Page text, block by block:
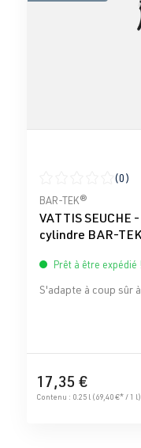
Note moyenne de
(0)
BAR-TEK®
VATTIS
cylindre BAR-
Prêt à être expédié !
S'adapte à coup sûr
17,35 €
Contenu : 0.25 l (69,40 €* / 1 l)